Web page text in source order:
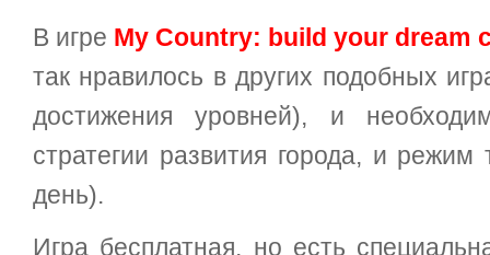
В игре My Country: build your dream
так нравилось в других подобных
достижения уровней), и
стратегии развития города, и
день).
Игра бесплатная, но есть